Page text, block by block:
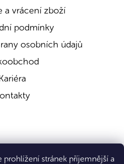
prohlížení stránek příjemnější a
a vrácení zboží
podmínky
osobních údajů